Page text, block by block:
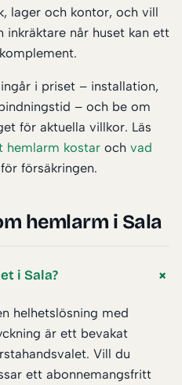
lager och kontor, och vill
inkräktare når huset kan ett
i priset – installation,
– och be om
för aktuella villkor. Läs
hemlarm kostar och vad
för försäkringen.
hemlarm i Sala
i Sala?
helhetslösning med
är ett bevakat
Vill du
ett abonnemangsfritt